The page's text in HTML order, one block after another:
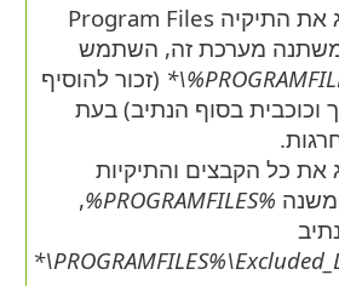
כדי להחריג את התיקיה Program Files
מערכת זה, השתמש
(זכור להוסיף
וכוכבית בסוף הנתיב) בעת
את כל הקבצים והתיקיות
%PROGRAMFILES%
,
\*